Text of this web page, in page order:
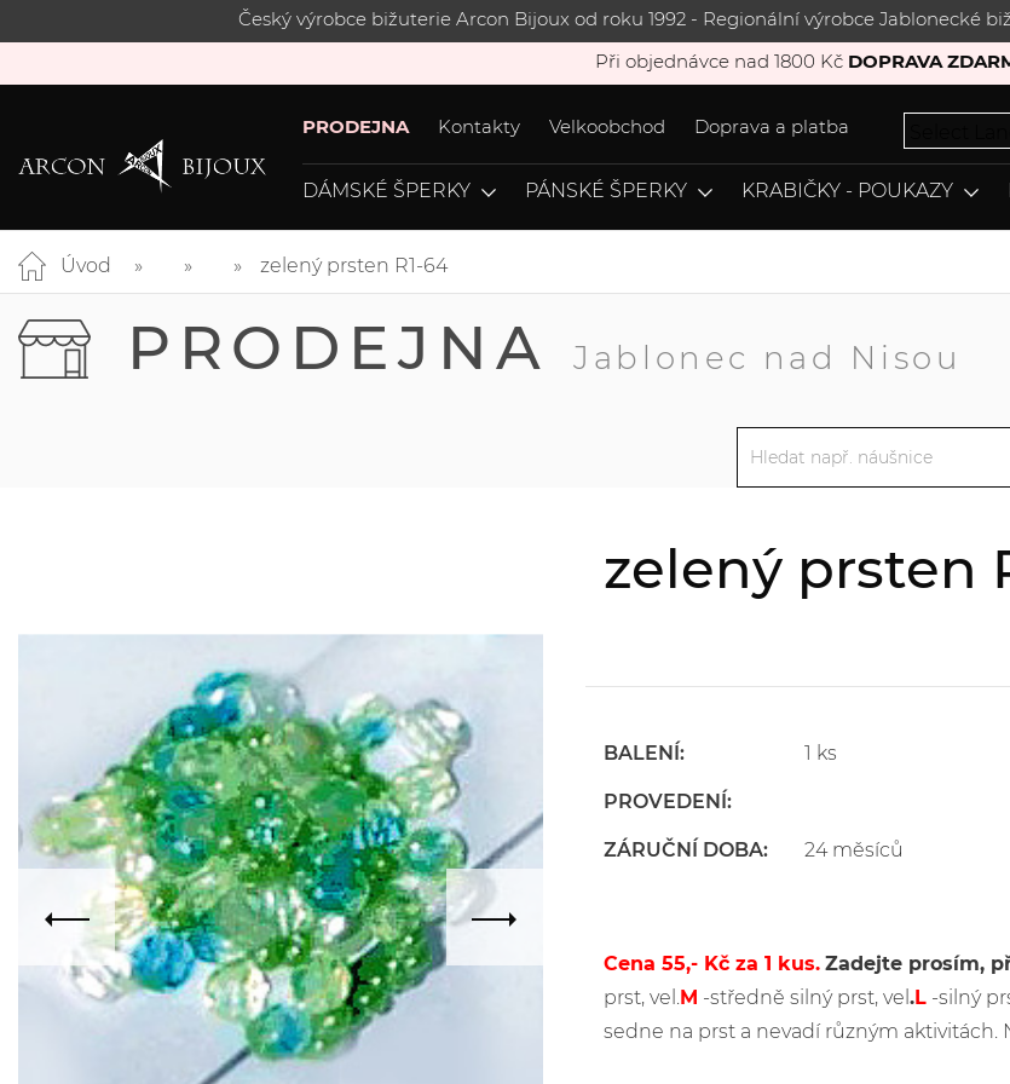
Český výrobce bižuterie Arcon Bijoux od roku 1992 - Regionální výrobce Jablonecké
Při objednávce nad 1800 Kč DOPRAVA
PRODEJNA Kontakty Velkoobchod Doprava a platba
DÁMSKÉ ŠPERKY PÁNSKÉ ŠPERKY KRABIČKY - POUKAZY
Úvod zelený prsten R1-64
PRODEJNA Jablonec nad Nisou
zelený prsten
BALENÍ: 1 ks
PROVEDENÍ:
ZÁRUČNÍ DOBA: 24 měsíců
Cena 55,- Kč za 1 kus. Zadejte prosím,
prst, vel.M -středně silný prst, vel .L-silný
sedne na prst a nevadí různým